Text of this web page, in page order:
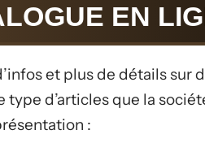
EN
et plus de détails sur
type d’articles que la
: